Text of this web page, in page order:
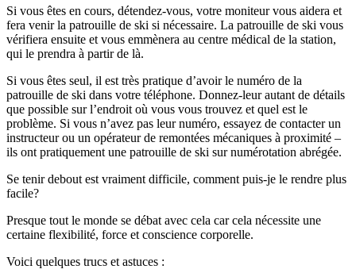
Si vous êtes en cours, détendez-vous, votre moniteur vous aidera et
fera venir la patrouille de ski si nécessaire. La patrouille de ski vous
vérifiera ensuite et vous emmènera au centre médical de la station,
qui le prendra à partir de là.
Si vous êtes seul, il est très pratique d’avoir le numéro de la
patrouille de ski dans votre téléphone. Donnez-leur autant de détails
que possible sur l’endroit où vous vous trouvez et quel est le
problème. Si vous n’avez pas leur numéro, essayez de contacter un
instructeur ou un opérateur de remontées mécaniques à proximité –
ils ont pratiquement une patrouille de ski sur numérotation abrégée.
Se tenir debout est vraiment difficile, comment puis-je le rendre plus
facile?
Presque tout le monde se débat avec cela car cela nécessite une
certaine flexibilité, force et conscience corporelle.
Voici quelques trucs et astuces :